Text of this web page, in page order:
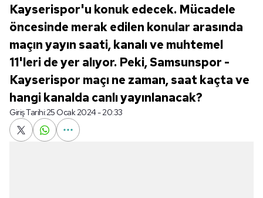
Kayserispor'u konuk edecek. Mücadele
öncesinde merak edilen konular arasında
maçın yayın saati, kanalı ve muhtemel
11'leri de yer alıyor. Peki, Samsunspor -
Kayserispor maçı ne zaman, saat kaçta ve
hangi kanalda canlı yayınlanacak?
Giriş Tarihi:25 Ocak 2024 - 20:33